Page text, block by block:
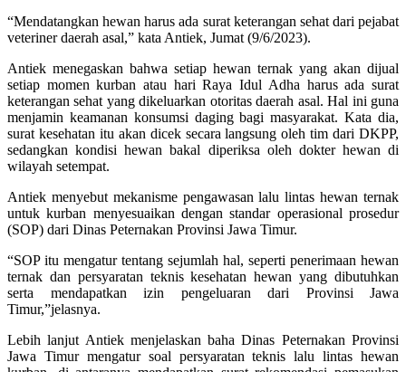
“Mendatangkan hewan harus ada surat keterangan sehat dari pejabat
veteriner daerah asal,” kata Antiek, Jumat (9/6/2023).
Antiek menegaskan bahwa setiap hewan ternak yang akan dijual
setiap momen kurban atau hari Raya Idul Adha harus ada surat
keterangan sehat yang dikeluarkan otoritas daerah asal. Hal ini guna
menjamin keamanan konsumsi daging bagi masyarakat. Kata dia,
surat kesehatan itu akan dicek secara langsung oleh tim dari DKPP,
sedangkan kondisi hewan bakal diperiksa oleh dokter hewan di
wilayah setempat.
Antiek menyebut mekanisme pengawasan lalu lintas hewan ternak
untuk kurban menyesuaikan dengan standar operasional prosedur
(SOP) dari Dinas Peternakan Provinsi Jawa Timur.
“SOP itu mengatur tentang sejumlah hal, seperti penerimaan hewan
ternak dan persyaratan teknis kesehatan hewan yang dibutuhkan
serta mendapatkan izin pengeluaran dari Provinsi Jawa
Timur,”jelasnya.
Lebih lanjut Antiek menjelaskan baha Dinas Peternakan Provinsi
Jawa Timur mengatur soal persyaratan teknis lalu lintas hewan